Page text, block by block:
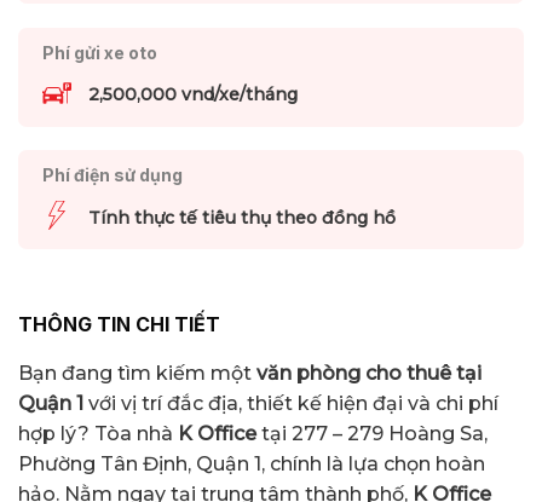
Phí gửi xe oto
2,500,000 vnd/xe/tháng
Phí điện sử dụng
Tính thực tế tiêu thụ theo đồng hồ
THÔNG TIN CHI TIẾT
Bạn đang tìm kiếm một văn phòng cho thuê tại
Quận 1 với vị trí đắc địa, thiết kế hiện đại và chi phí
hợp lý? Tòa nhà K Officetại 277 – 279 Hoàng Sa,
Phường Tân Định, Quận 1, chính là lựa chọn hoàn
hảo. Nằm ngay tại trung tâm thành phố, K Office